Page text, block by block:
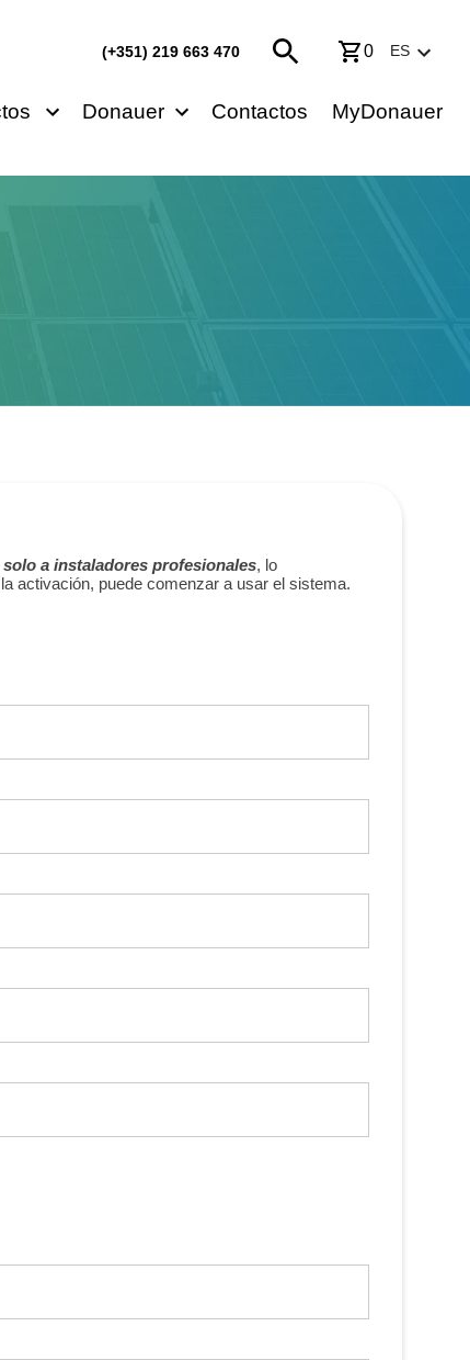
(+351) 219 663 470 0 ES
Donauer Contactos MyDonauer
a instaladores profesionales, lo
activación, puede comenzar a usar el sistema.